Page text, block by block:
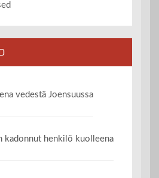
vedestä Joensuussa
kadonnut henkilö kuolleena